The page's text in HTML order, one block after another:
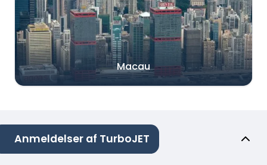
Macau
Anmeldelser af TurboJET